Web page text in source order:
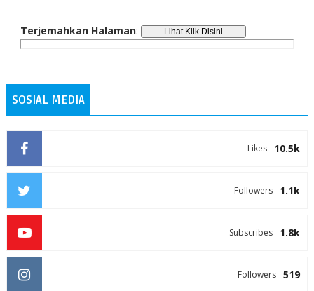
Terjemahkan Halaman:
SOSIAL MEDIA
10.5k
Likes
1.1k
Followers
1.8k
Subscribes
519
Followers